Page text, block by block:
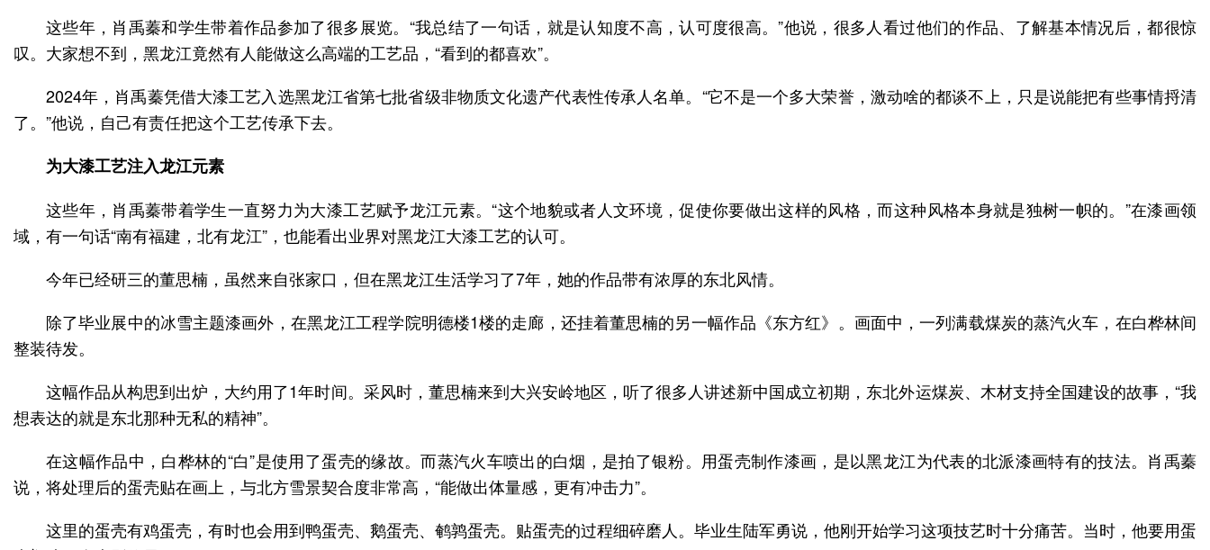
这些年，肖禹蓁和学生带着作品参加了很多展览。“我总结了一句话，就是认知度不高，认可度很高。”他说，很多人看过他们的作品、了解基本情况后，都很惊
叹。大家想不到，黑龙江竟然有人能做这么高端的工艺品，“看到的都喜欢”。
2024年，肖禹蓁凭借大漆工艺入选黑龙江省第七批省级非物质文化遗产代表性传承人名单。“它不是一个多大荣誉，激动啥的都谈不上，只是说能把有些事情捋清
了。”他说，自己有责任把这个工艺传承下去。
为大漆工艺注入龙江元素
这些年，肖禹蓁带着学生一直努力为大漆工艺赋予龙江元素。“这个地貌或者人文环境，促使你要做出这样的风格，而这种风格本身就是独树一帜的。”在漆画领
域，有一句话“南有福建，北有龙江”，也能看出业界对黑龙江大漆工艺的认可。
今年已经研三的董思楠，虽然来自张家口，但在黑龙江生活学习了7年，她的作品带有浓厚的东北风情。
除了毕业展中的冰雪主题漆画外，在黑龙江工程学院明德楼1楼的走廊，还挂着董思楠的另一幅作品《东方红》。画面中，一列满载煤炭的蒸汽火车，在白桦林间
整装待发。
这幅作品从构思到出炉，大约用了1年时间。采风时，董思楠来到大兴安岭地区，听了很多人讲述新中国成立初期，东北外运煤炭、木材支持全国建设的故事，“我
想表达的就是东北那种无私的精神”。
在这幅作品中，白桦林的“白”是使用了蛋壳的缘故。而蒸汽火车喷出的白烟，是拍了银粉。用蛋壳制作漆画，是以黑龙江为代表的北派漆画特有的技法。肖禹蓁
说，将处理后的蛋壳贴在画上，与北方雪景契合度非常高，“能做出体量感，更有冲击力”。
这里的蛋壳有鸡蛋壳，有时也会用到鸭蛋壳、鹅蛋壳、鹌鹑蛋壳。贴蛋壳的过程细碎磨人。毕业生陆军勇说，他刚开始学习这项技艺时十分痛苦。当时，他要用蛋